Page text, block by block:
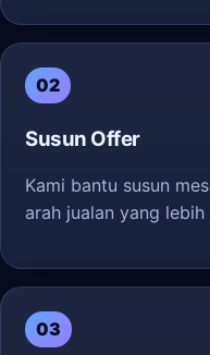
02
Susun Offer
Kami bantu susun
arah jualan yang lebih
03